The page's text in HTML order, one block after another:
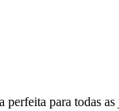
perfeita para todas